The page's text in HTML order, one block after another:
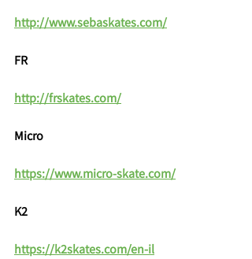
http://www.sebaskates.com/
FR
http://frskates.com/
Micro
https://www.micro-skate.com/
K2
https://k2skates.com/en-il